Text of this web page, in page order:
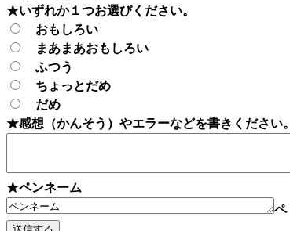
★いずれか１つお選びください。
おもしろい
まあまあおもしろい
ふつう
ちょっとだめ
だめ
★感想（かんそう）やエラーなどを書きください。
★ペンネーム
ペ